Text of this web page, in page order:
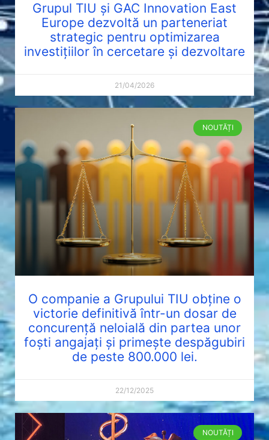
Grupul TIU și GAC Innovation East
Europe dezvoltă un parteneriat
strategic pentru optimizarea
investițiilor în cercetare și dezvoltare
21/04/2026
NOUTĂȚI
O companie a Grupului TIU obține o
victorie definitivă într-un dosar de
concurență neloială din partea unor
foști angajați și primește despăgubiri
de peste 800.000 lei.
22/12/2025
NOUTĂȚI